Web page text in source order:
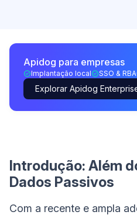
Apidog para empresas
Implantação local SSO &
Explorar Apidog
Introdução: Além
Dados Passivos
Com a recente e ampla